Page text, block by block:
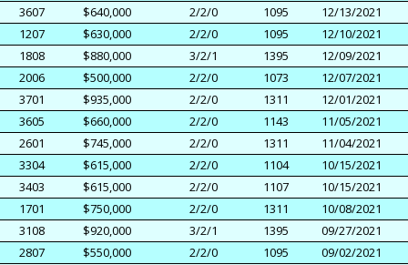
3607
$640,000 2/2/0 1095
12/13/2021
1207
$630,000 2/2/0 1095
12/10/2021
1808
$880,000 3/2/1 1395
12/09/2021
2006
$500,000 2/2/0 1073
12/07/2021
3701
$935,000 2/2/0 1311
12/01/2021
3605
$660,000 2/2/0 1143
11/05/2021
2601
$745,000 2/2/0 1311
11/04/2021
3304
$615,000 2/2/0 1104
10/15/2021
3403
$615,000 2/2/0 1107
10/15/2021
1701
$750,000 2/2/0 1311
10/08/2021
3108
$920,000 3/2/1 1395
09/27/2021
2807
$550,000 2/2/0 1095
09/02/2021